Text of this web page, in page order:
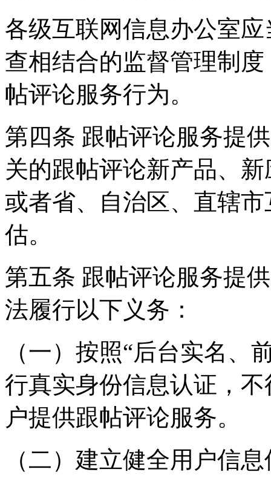
各级互联网信息办公室
查相结合的监督管理制
帖评论服务行为。
第四条 跟帖评论服务提
关的跟帖评论新产品、
或者省、自治区、直辖
估。
第五条 跟帖评论服务提
法履行以下义务：
（一）按照“后台实名、
行真实身份信息认证，
户提供跟帖评论服务。
（二）建立健全用户信